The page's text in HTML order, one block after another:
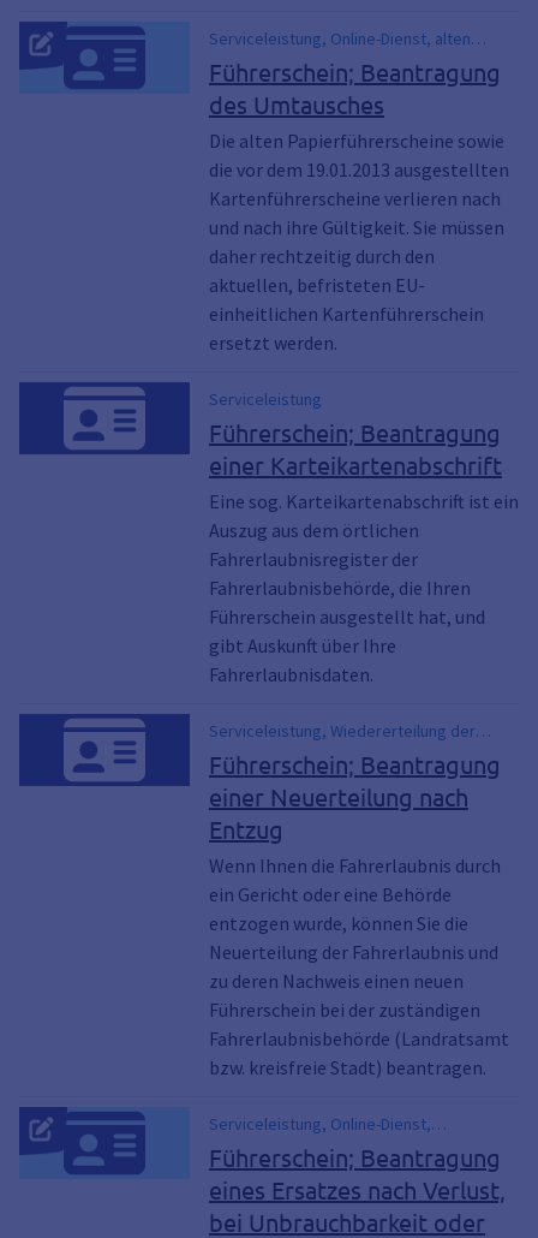
Serviceleistung, Online-Dienst, alten
Führerschein umtauschen, EU-
Führerschein, EU-Kartenführerschein,
Fahrlizenz, Führerschein, grauer Lappen,
Kartenführerschein, rosafarbene Lappen,
rosa Papierführerschein
Führerschein; Beantragung
des Umtausches
Die alten Papierführerscheine sowie
die vor dem 19.01.2013 ausgestellten
Kartenführerscheine verlieren nach
und nach ihre Gültigkeit. Sie müssen
daher rechtzeitig durch den
aktuellen, befristeten EU-
einheitlichen Kartenführerschein
ersetzt werden.
Serviceleistung
Führerschein; Beantragung
einer Karteikartenabschrift
Eine sog. Karteikartenabschrift ist ein
Auszug aus dem örtlichen
Fahrerlaubnisregister der
Fahrerlaubnisbehörde, die Ihren
Führerschein ausgestellt hat, und
gibt Auskunft über Ihre
Fahrerlaubnisdaten.
Serviceleistung, Wiedererteilung der
Fahrerlaubnis, Wiedererteilung des
Führerscheins
Führerschein; Beantragung
einer Neuerteilung nach
Entzug
Wenn Ihnen die Fahrerlaubnis durch
ein Gericht oder eine Behörde
entzogen wurde, können Sie die
Neuerteilung der Fahrerlaubnis und
zu deren Nachweis einen neuen
Führerschein bei der zuständigen
Fahrerlaubnisbehörde (Landratsamt
bzw. kreisfreie Stadt) beantragen.
Serviceleistung, Online-Dienst,
Führerschein abhanden gekommen,
Führerschein futsch, Führerschein nicht
mehr auffindbar, Führerschein nicht mehr
vorhanden, Führerschein unauffindbar,
Führerschein; Beantragung
eines Ersatzes nach Verlust,
bei Unbrauchbarkeit oder